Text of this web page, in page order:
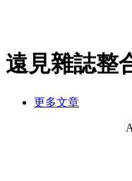
遠見雜誌整
更多文章